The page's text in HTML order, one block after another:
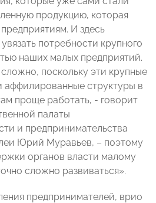
продукцию, которая
И здесь
потребности крупного
наших малых предприятий.
поскольку эти крупные
структуры в
проще работать, - говорит
палаты
и предпринимательства
Юрий Муравьев, – поэтому
органов власти малому
сложно развиваться».
предпринимателей, врио